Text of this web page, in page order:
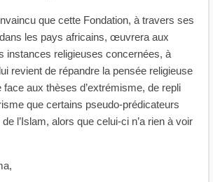
que cette Fondation, à travers ses
les pays africains, œuvrera aux
instances religieuses concernées, à
revient de répandre la pensée religieuse
aux thèses d’extrémisme, de repli
que certains pseudo-prédicateurs
l’Islam, alors que celui-ci n’a rien à voir